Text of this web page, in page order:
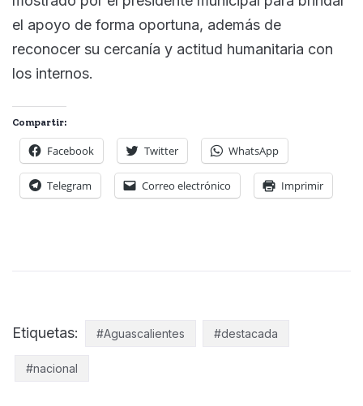
el apoyo de forma oportuna, además de
reconocer su cercanía y actitud humanitaria con
los internos.
Compartir:
Facebook Twitter WhatsApp
Telegram Correo electrónico Imprimir
Etiquetas: #Aguascalientes #destacada
#nacional